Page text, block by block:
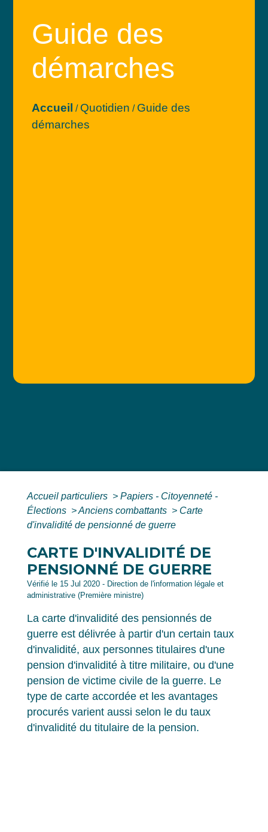
Guide des
démarches
Accueil / Quotidien / Guide des
démarches
Accueil particuliers > Papiers - Citoyenneté -
Élections >Anciens combattants > Carte
d'invalidité de pensionné de guerre
CARTE D'INVALIDITÉ DE
PENSIONNÉ DE GUERRE
Vérifié le 15 Jul 2020 - Direction de l'information légale et
administrative (Première ministre)
La carte d'invalidité des pensionnés de
guerre est délivrée à partir d'un certain taux
d'invalidité, aux personnes titulaires d'une
pension d'invalidité à titre militaire, ou d'une
pension de victime civile de la guerre. Le
type de carte accordée et les avantages
procurés varient aussi selon le du taux
d'invalidité du titulaire de la pension.